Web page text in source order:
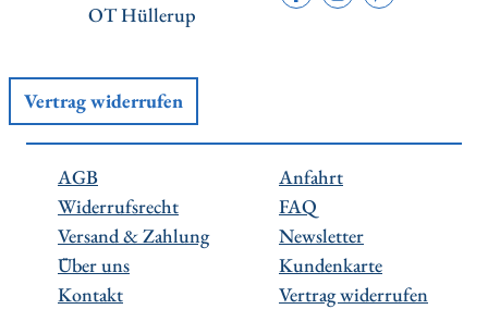
OT Hüllerup
Vertrag widerrufen
AGB
Widerrufsrecht
Versand & Zahlung
Über uns
Kontakt
Anfahrt
FAQ
Newsletter
Kundenkarte
Vertrag widerrufen